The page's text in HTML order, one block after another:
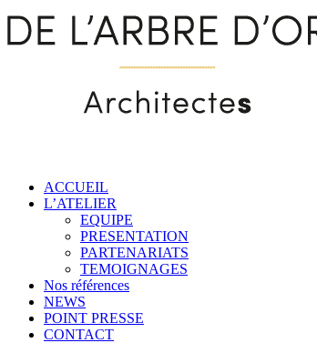
ACCUEIL
L’ATELIER
EQUIPE
PRESENTATION
PARTENARIATS
TEMOIGNAGES
Nos références
NEWS
POINT PRESSE
CONTACT